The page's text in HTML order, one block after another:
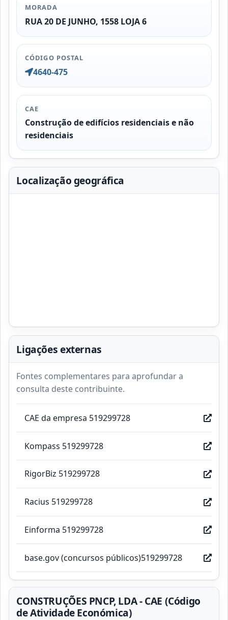
MORADA
RUA 20 DE JUNHO, 1558 LOJA 6
CÓDIGO POSTAL
4640-475
CAE
Construção de edifícios residenciais e não
residenciais
Localização geográfica
Ligações externas
Fontes complementares para aprofundar a
consulta deste contribuinte.
CAE da empresa 519299728
Kompass 519299728
RigorBiz 519299728
Racius 519299728
Einforma 519299728
base.gov (concursos públicos)519299728
CONSTRUÇÕES PNCP, LDA - CAE (Código
de Atividade Económica)